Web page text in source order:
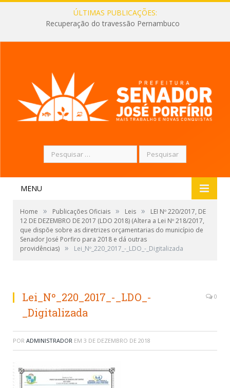
ÚLTIMAS PUBLICAÇÕES:
Recuperação do travessão Pernambuco
Pesquisar
por:
MENU
Home » Publicações Oficiais » Leis »
LEI Nº 220/2017, DE
12 DE DEZEMBRO DE 2017 (LDO 2018) (Altera a Lei Nº 218/2017,
que dispõe sobre as diretrizes orçamentarias do município de
Senador José Porfiro para 2018 e dá outras
providências) » Lei_Nº_220_2017_-_LDO_-_Digitalizada
Lei_Nº_220_2017_-_LDO_-
_Digitalizada
0
POR ADMINISTRADOR EM 3 DE DEZEMBRO DE 2018